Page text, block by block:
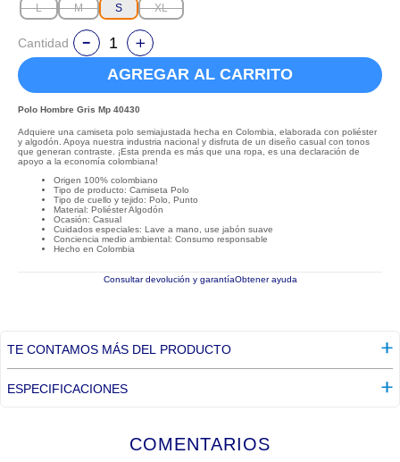
L M S XL
Cantidad
AGREGAR AL CARRITO
Polo Hombre Gris Mp 40430
Adquiere una camiseta polo semiajustada hecha en Colombia, elaborada con poliéster
y algodón. Apoya nuestra industria nacional y disfruta de un diseño casual con tonos
que generan contraste. ¡Esta prenda es más que una ropa, es una declaración de
apoyo a la economía colombiana!
Origen 100% colombiano
Tipo de producto: Camiseta Polo
Tipo de cuello y tejido: Polo, Punto
Material: Poliéster Algodón
Ocasión: Casual
Cuidados especiales: Lave a mano, use jabón suave
Conciencia medio ambiental: Consumo responsable
Hecho en Colombia
Consultar devolución y garantíaObtener ayuda
TE CONTAMOS MÁS DEL PRODUCTO
ESPECIFICACIONES
COMENTARIOS